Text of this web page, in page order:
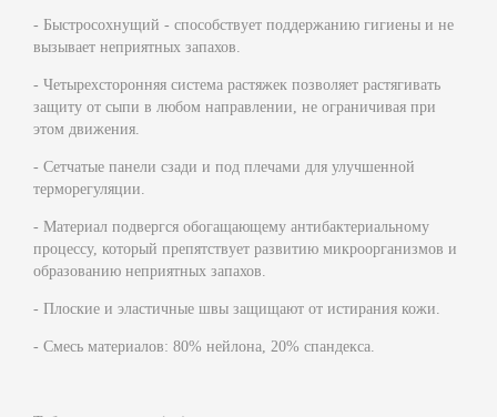
- Быстросохнущий - способствует поддержанию гигиены и не
вызывает неприятных запахов.
- Четырехсторонняя система растяжек позволяет растягивать
защиту от сыпи в любом направлении, не ограничивая при
этом движения.
- Сетчатые панели сзади и под плечами для улучшенной
терморегуляции.
- Материал подвергся обогащающему антибактериальному
процессу, который препятствует развитию микроорганизмов и
образованию неприятных запахов.
- Плоские и эластичные швы защищают от истирания кожи.
- Смесь материалов: 80% нейлона, 20% спандекса.